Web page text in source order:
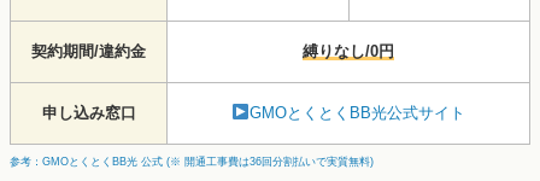
契約期間/違約金 縛りなし/0円
申し込み窓口 GMOとくとくBB光公式サイト
参考：GMOとくとくBB光 公式 (※ 開通工事費は36回分割払いで実質無料)